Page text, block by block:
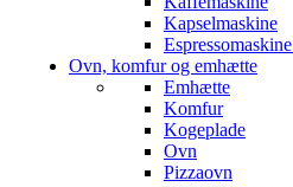
Kapselmaskine
Espressomaskine
Ovn, komfur og emhætte
Emhætte
Komfur
Kogeplade
Ovn
Pizzaovn